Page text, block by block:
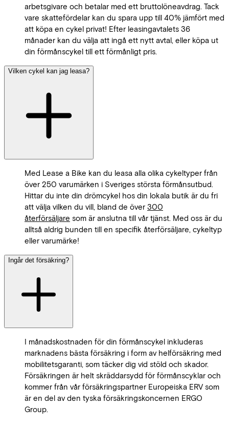
arbetsgivare och betalar med ett bruttolöneavdrag. Tack
vare skattefördelar kan du spara upp till 40% jämfört med
att köpa en cykel privat! Efter leasingavtalets 36
månader kan du välja att ingå ett nytt avtal, eller köpa ut
din förmånscykel till ett förmånligt pris.
Vilken cykel kan jag leasa?
Med Lease a Bike kan du leasa alla olika cykeltyper från
över 250 varumärken i Sveriges största förmånsutbud.
Hittar du inte din drömcykel hos din lokala butik är du fri
att välja vilken du vill, bland de över 300
återförsäljare som är anslutna till vår tjänst. Med oss är du
alltså aldrig bunden till en specifik återförsäljare, cykeltyp
eller varumärke!
Ingår det försäkring?
I månadskostnaden för din förmånscykel inkluderas
marknadens bästa försäkring i form av helförsäkring med
mobilitetsgaranti, som täcker dig vid stöld och skador.
Försäkringen är helt skräddarsydd för förmånscyklar och
kommer från vår försäkringspartner Europeiska ERV som
är en del av den tyska försäkringskoncernen ERGO
Group.